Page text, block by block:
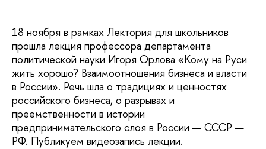
18 ноября в рамках Лектория для школьников
прошла лекция профессора департамента
политической науки Игоря Орлова «Кому на Руси
жить хорошо? Взаимоотношения бизнеса и власти
в России». Речь шла о традициях и ценностях
российского бизнеса, о разрывах и
преемственности в истории
предпринимательского слоя в России — СССР —
РФ. Публикуем видеозапись лекции.